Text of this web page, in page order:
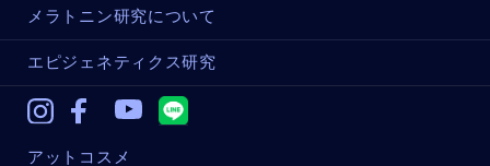
メラトニン研究について
エピジェネティクス研究
InstagramFacebook
アットコスメ